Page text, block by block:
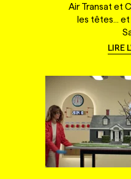
Air Transat et
les têtes...
LIRE